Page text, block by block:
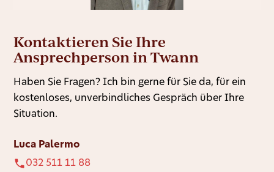
Kontaktieren Sie Ihre
Ansprechperson in Twann
Haben Sie Fragen? Ich bin gerne für Sie da, für ein
kostenloses, unverbindliches Gespräch über Ihre
Situation.
Luca Palermo
032 511 11 88